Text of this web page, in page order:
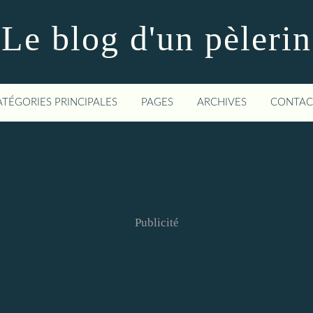
Le blog d'un pèlerin
PRINCIPALES PAGES ARCHIVES
Publicité